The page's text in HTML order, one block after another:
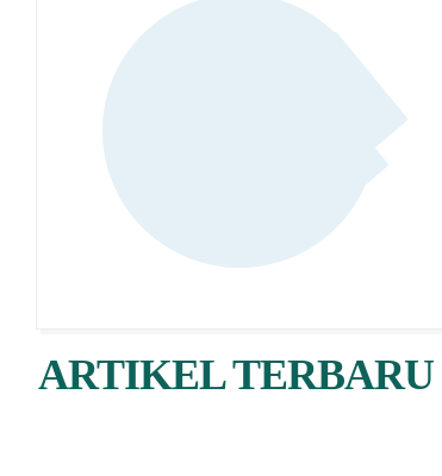
ARTIKEL TERBARU